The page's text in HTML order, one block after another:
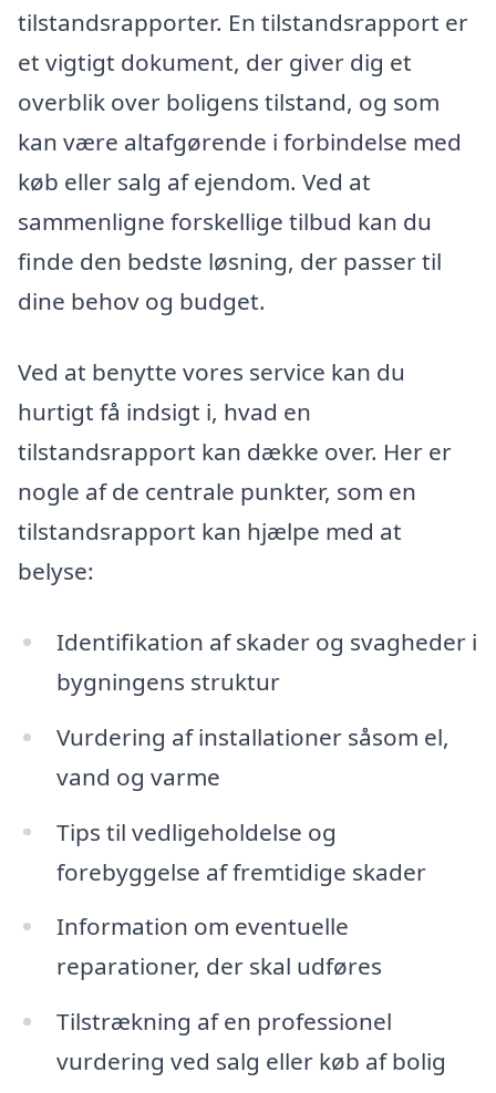
tilstandsrapporter. En tilstandsrapport er
et vigtigt dokument, der giver dig et
overblik over boligens tilstand, og som
kan være altafgørende i forbindelse med
køb eller salg af ejendom. Ved at
sammenligne forskellige tilbud kan du
finde den bedste løsning, der passer til
dine behov og budget.
Ved at benytte vores service kan du
hurtigt få indsigt i, hvad en
tilstandsrapport kan dække over. Her er
nogle af de centrale punkter, som en
tilstandsrapport kan hjælpe med at
belyse:
Identifikation af skader og svagheder i
bygningens struktur
Vurdering af installationer såsom el,
vand og varme
Tips til vedligeholdelse og
forebyggelse af fremtidige skader
Information om eventuelle
reparationer, der skal udføres
Tilstrækning af en professionel
vurdering ved salg eller køb af bolig